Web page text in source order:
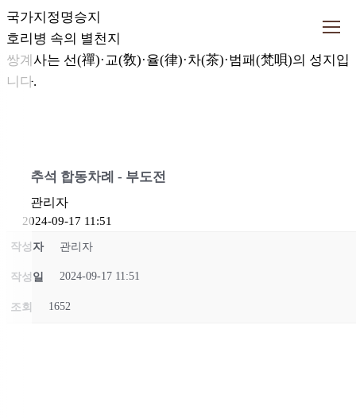
국가지정명승지
호리병 속의 별천지
쌍계사는 선(禪)·교(敎)·율(律)·차(茶)·범패(梵唄)의 성지입
니다.
추석 합동차례 - 부도전
관리자
2024-09-17 11:51
작성자 관리자
작성일 2024-09-17 11:51
조회 1652